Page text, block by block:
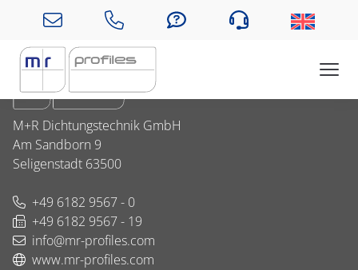
Unternehmen
M+R Dichtungstechnik GmbH
Am Sandborn 9
Seligenstadt 63500
+49 6182 9567 - 0
+49 6182 9567 - 19
info@mr-profiles.com
www.mr-profiles.com